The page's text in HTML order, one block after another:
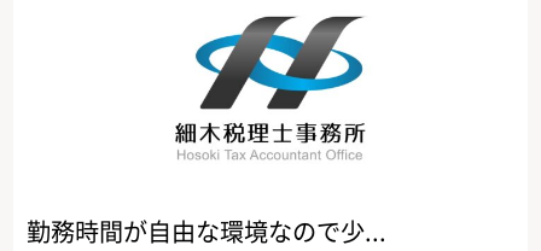
勤務時間が自由な環境なので少...